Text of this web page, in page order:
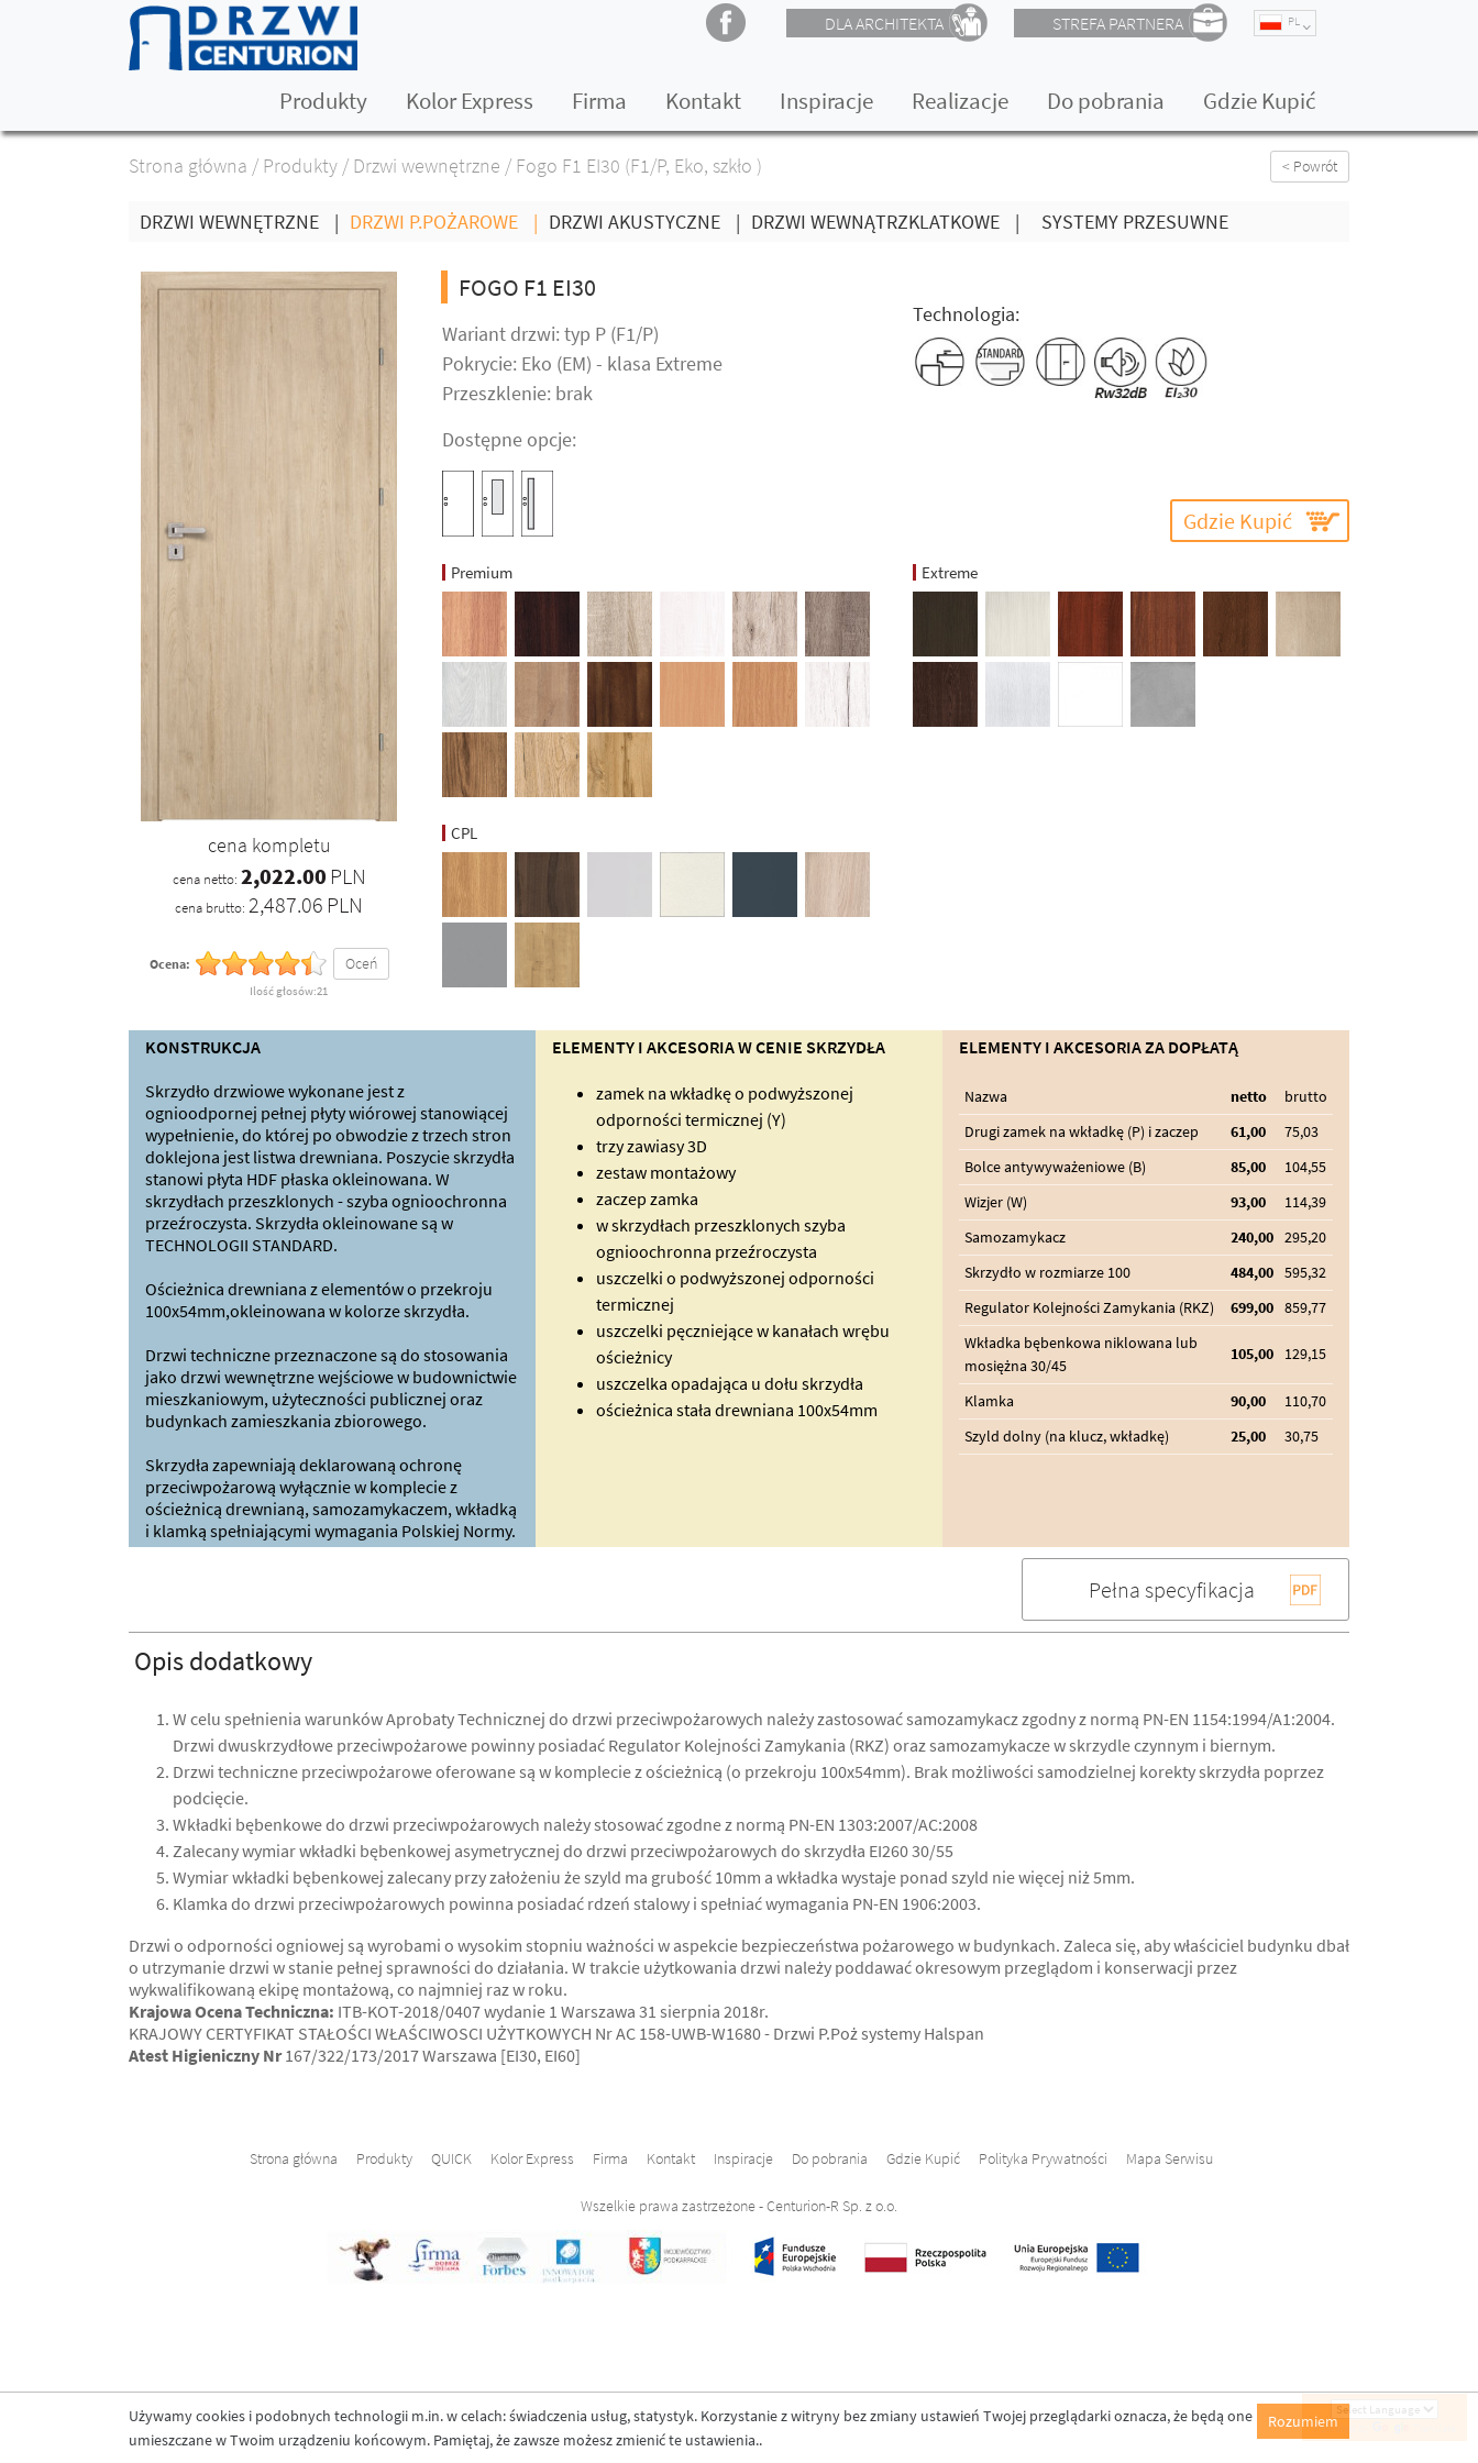
DLA ARCHITEKTA STREFA PARTNERA PL
Produkty Kolor Express Firma Kontakt Inspiracje Realizacje Do pobrania Gdzie Kupić
Strona główna / Produkty / Drzwi wewnętrzne / Fogo F1 EI30 (F1/P, Eko, szkło ) < Powrót
DRZWI WEWNĘTRZNE | DRZWI P.POŻAROWE | DRZWI AKUSTYCZNE | DRZWI WEWNĄTRZKLATKOWE | SYSTEMY PRZESUWNE
cena kompletu
cena netto: 2,022.00 PLN
cena brutto: 2,487.06 PLN
Ocena:
Ilość głosów:21
Oceń
FOGO F1 EI30
Wariant drzwi: typ P (F1/P)
Pokrycie: Eko (EM) - klasa Extreme
Przeszklenie: brak
Dostępne opcje:
Technologia:
Gdzie Kupić
Premium Extreme
CPL
KONSTRUKCJA
Skrzydło drzwiowe wykonane jest z
ognioodpornej pełnej płyty wiórowej stanowiącej
wypełnienie, do której po obwodzie z trzech stron
doklejona jest listwa drewniana. Poszycie skrzydła
stanowi płyta HDF płaska okleinowana. W
skrzydłach przeszklonych - szyba ognioochronna
przeźroczysta. Skrzydła okleinowane są w
TECHNOLOGII STANDARD.
Ościeżnica drewniana z elementów o przekroju
100x54mm,okleinowana w kolorze skrzydła.
Drzwi techniczne przeznaczone są do stosowania
jako drzwi wewnętrzne wejściowe w budownictwie
mieszkaniowym, użyteczności publicznej oraz
budynkach zamieszkania zbiorowego.
Skrzydła zapewniają deklarowaną ochronę
przeciwpożarową wyłącznie w komplecie z
ościeżnicą drewnianą, samozamykaczem, wkładką
i klamką spełniającymi wymagania Polskiej Normy.
ELEMENTY I AKCESORIA W CENIE SKRZYDŁA
zamek na wkładkę o podwyższonej
odporności termicznej (Y)
trzy zawiasy 3D
zestaw montażowy
zaczep zamka
w skrzydłach przeszklonych szyba
ognioochronna przeźroczysta
uszczelki o podwyższonej odporności
termicznej
uszczelki pęczniejące w kanałach wrębu
ościeżnicy
uszczelka opadająca u dołu skrzydła
ościeżnica stała drewniana 100x54mm
ELEMENTY I AKCESORIA ZA DOPŁATĄ
Nazwa netto
brutto
Drugi zamek na wkładkę (P) i zaczep
61,00
75,03
Bolce antywyważeniowe (B)
85,00
104,55
Wizjer (W)
93,00
114,39
Samozamykacz
240,00 295,20
Skrzydło w rozmiarze 100
484,00 595,32
Regulator Kolejności Zamykania (RKZ)
699,00 859,77
Wkładka bębenkowa niklowana lub
mosiężna 30/45
105,00 129,15
Klamka 90,00
110,70
Szyld dolny (na klucz, wkładkę)
25,00 30,75
Pełna specyfikacja
Opis dodatkowy
W celu spełnienia warunków Aprobaty Technicznej do drzwi przeciwpożarowych należy zastosować samozamykacz zgodny z normą PN-EN 1154:1994/A1:2004.
Drzwi dwuskrzydłowe przeciwpożarowe powinny posiadać Regulator Kolejności Zamykania (RKZ) oraz samozamykacze w skrzydle czynnym i biernym.
Drzwi techniczne przeciwpożarowe oferowane są w komplecie z ościeżnicą (o przekroju 100x54mm). Brak możliwości samodzielnej korekty skrzydła poprzez
podcięcie.
Wkładki bębenkowe do drzwi przeciwpożarowych należy stosować zgodne z normą PN-EN 1303:2007/AC:2008
Zalecany wymiar wkładki bębenkowej asymetrycznej do drzwi przeciwpożarowych do skrzydła EI260 30/55
Wymiar wkładki bębenkowej zalecany przy założeniu że szyld ma grubość 10mm a wkładka wystaje ponad szyld nie więcej niż 5mm.
Klamka do drzwi przeciwpożarowych powinna posiadać rdzeń stalowy i spełniać wymagania PN-EN 1906:2003.
Drzwi o odporności ogniowej są wyrobami o wysokim stopniu ważności w aspekcie bezpieczeństwa pożarowego w budynkach. Zaleca się, aby właściciel budynku dbał
o utrzymanie drzwi w stanie pełnej sprawności do działania. W trakcie użytkowania drzwi należy poddawać okresowym przeglądom i konserwacji przez
wykwalifikowaną ekipę montażową, co najmniej raz w roku.
Krajowa Ocena Techniczna: ITB-KOT-2018/0407 wydanie 1 Warszawa 31 sierpnia 2018r.
KRAJOWY CERTYFIKAT STAŁOŚCI WŁAŚCIWOSCI UŻYTKOWYCH Nr AC 158-UWB-W1680 - Drzwi P.Poż systemy Halspan
Atest Higieniczny Nr167/322/173/2017 Warszawa [EI30, EI60]
Strona główna Produkty QUICK Kolor Express Firma Kontakt Inspiracje Do pobrania Gdzie Kupić Polityka Prywatności Mapa Serwisu
Wszelkie prawa zastrzeżone - Centurion-R Sp. z o.o.
Powered by
Rozumiem
Używamy cookies i podobnych technologii m.in. w celach: świadczenia usług, statystyk. Korzystanie z witryny bez zmiany ustawień Twojej przeglądarki oznacza, że będą one
umieszczane w Twoim urządzeniu końcowym. Pamiętaj, że zawsze możesz zmienić te ustawienia..